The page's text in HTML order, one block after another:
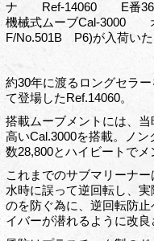
ナ Ref-14060 E
機械式ムーブCal-3000
F/No.501B P6)が入荷いた
約30年に渡るロングセラ
て登場したRef.14060。
搭載ムーブメントには、
高いCal.3000を搭載。ノ
数28,800とハイビートでメ
これまでのサブマリーナ
水時に誤って逆回転し、
のを防ぐ為に、逆回転防
イバーが潜れるように改良